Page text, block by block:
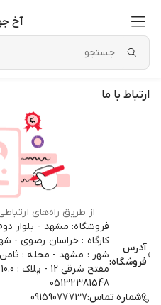
آخ
ارتباط با ما
از طریق راه‌های
آدرس
فروشگاه:
کارگاه : خراسان رضوی -
05132381548
شماره تماس:09159077737